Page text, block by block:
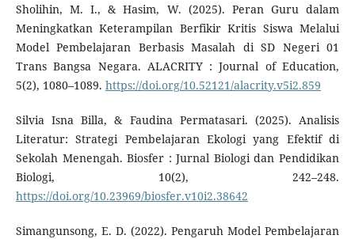
Sholihin, M. I., & Hasim, W. (2025). Peran Guru dalam
Meningkatkan Keterampilan Berfikir Kritis Siswa Melalui
Model Pembelajaran Berbasis Masalah di SD Negeri 01
Trans Bangsa Negara. ALACRITY : Journal of Education,
5(2), 1080–1089. https://doi.org/10.52121/alacrity.v5i2.859
Silvia Isna Billa, & Faudina Permatasari. (2025). Analisis
Literatur: Strategi Pembelajaran Ekologi yang Efektif di
Sekolah Menengah. Biosfer : Jurnal Biologi dan Pendidikan
Biologi, 10(2), 242–248.
https://doi.org/10.23969/biosfer.v10i2.38642
Simangunsong, E. D. (2022). Pengaruh Model Pembelajaran